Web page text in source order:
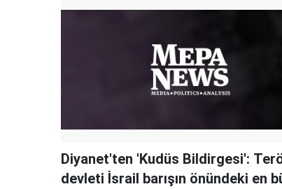
Diyanet'ten 'Kudüs Bildirgesi':
devleti İsrail barışın önündeki en